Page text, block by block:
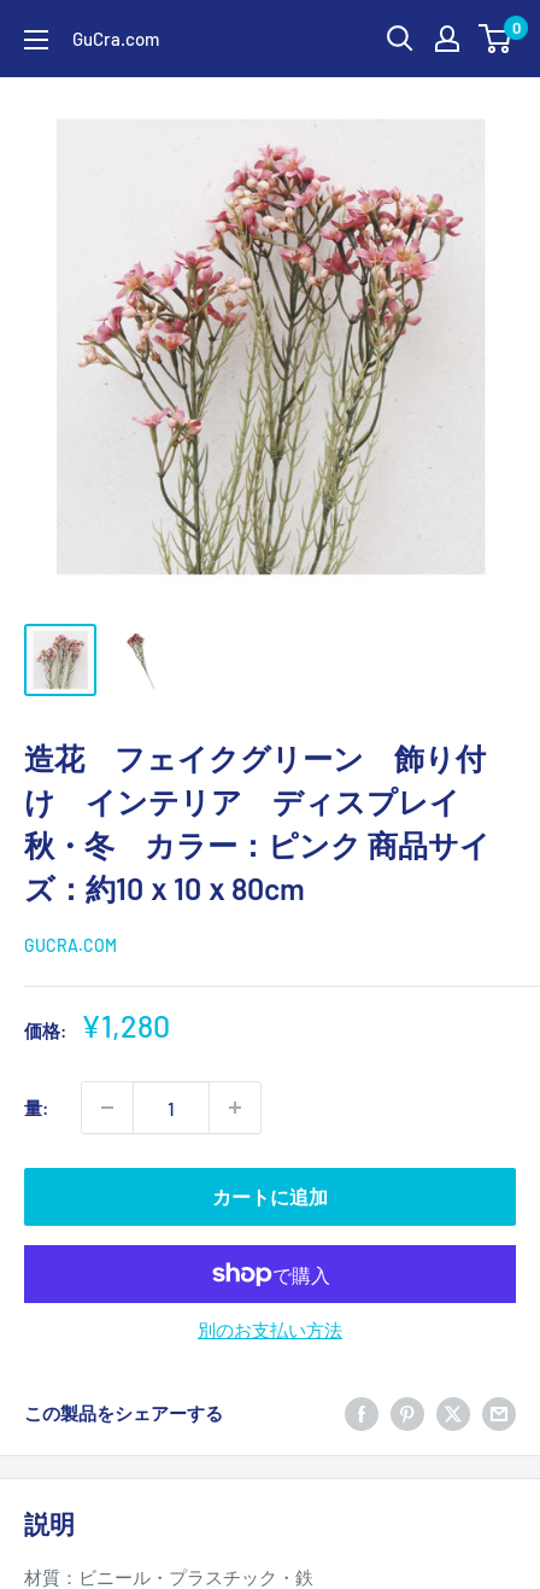
テ
GuCra.com 0
造花 フェイクグリーン 飾り付
け インテリア ディスプレイ
秋・冬 カラー：ピンク 商品サイ
ズ：約10ｘ10ｘ80cm
GUCRA.COM
価格:
販
価
格
¥1,280
量:
カートに追加
別のお支払い方法
この製品をシェアーする
説明
材質：ビニール・プラスチック・鉄